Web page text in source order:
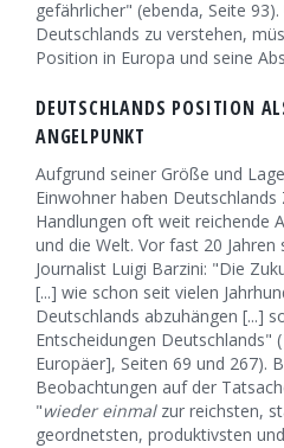
gefährlicher" (ebenda, Seite
Deutschlands zu verstehen,
Position in Europa und seine
DEUTSCHLANDS POSITION
ANGELPUNKT
Aufgrund seiner Größe und
Einwohner haben Deutschlands
Handlungen oft weit reichende
und die Welt. Vor fast 20 Jahren
Journalist Luigi Barzini: "Die
[...] wie schon seit vielen
Deutschlands abzuhängen [...]
Entscheidungen Deutschlands" (
Europäer], Seiten 69 und 267).
Beobachtungen auf der
"wieder einmalzur reichsten,
geordnetsten, produktivsten